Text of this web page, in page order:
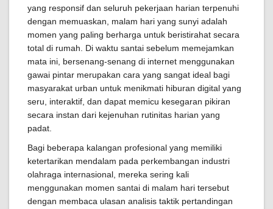
yang responsif dan seluruh pekerjaan harian terpenuhi
dengan memuaskan, malam hari yang sunyi adalah
momen yang paling berharga untuk beristirahat secara
total di rumah. Di waktu santai sebelum memejamkan
mata ini, bersenang-senang di internet menggunakan
gawai pintar merupakan cara yang sangat ideal bagi
masyarakat urban untuk menikmati hiburan digital yang
seru, interaktif, dan dapat memicu kesegaran pikiran
secara instan dari kejenuhan rutinitas harian yang
padat.
Bagi beberapa kalangan profesional yang memiliki
ketertarikan mendalam pada perkembangan industri
olahraga internasional, mereka sering kali
menggunakan momen santai di malam hari tersebut
dengan membaca ulasan analisis taktik pertandingan